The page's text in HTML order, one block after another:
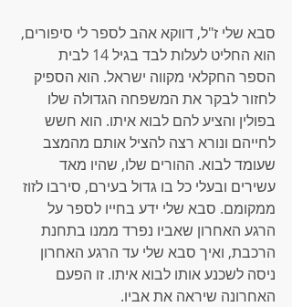
סבא שלי ז"ל, דווקא אהב לספר לי סיפורים,
הוא החליט לעלות לבד בגיל 14 לבית
הספר החקלאי מקווה ישראל. הוא הספיק
לחזור לבקר את המשפחה הגדולה שלו
בפולין והציע להם לבוא איתו. הוא חשש
לחייהם ונורא רצה להציל אותם מהמצב
שעומד לבוא. ההורים שלו, שהיו מאד
עשירים ובעלי כל בו גדול בעירם, סירבו לזוז
ממקומם. סבא שלי ידע בחייו לספר על
הרגע האחרון שאביו נפרד ממנו בתחנת
הרכבת, ואיך סבא שלי עד הרגע האחרון
ניסה לשכנע אותו לבוא איתו. זו הפעם
האחרונה שיראה את אביו.